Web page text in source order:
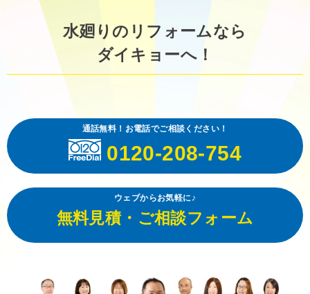
水廻りのリフォームなら
ダイキョーへ！
通話無料！お電話でご相談ください！
0120-208-754
ウェブからお気軽に♪
無料見積・ご相談フォーム